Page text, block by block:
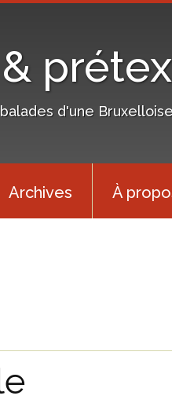
d'une
Archives À